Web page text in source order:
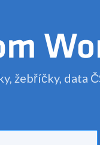
žebříčky, data